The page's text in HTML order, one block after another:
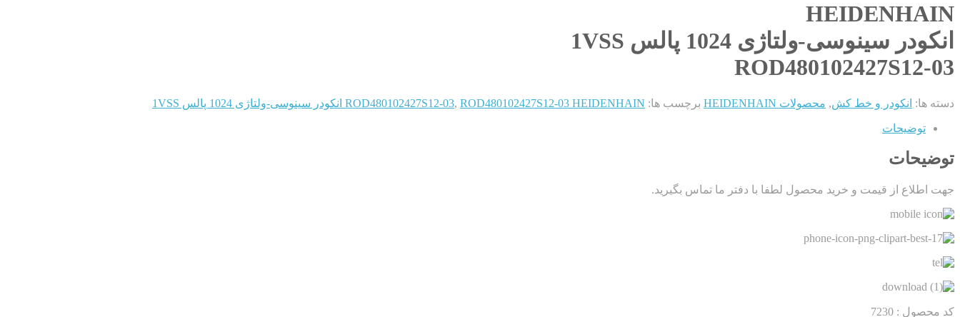
HEIDENHAIN
انکودر سینوسی-ولتاژی 1024 پالس 1VSS
ROD480102427S12-03
دسته ها: انکودر و خط کش, محصولات HEIDENHAIN برچسب ها: ROD480102427S12-03, ROD480102427S12-03 HEIDENHAIN انکودر سینوسی-ولتاژی 1024 پالس 1VSS
توضیحات
توضیحات
جهت اطلاع از قیمت و خرید محصول لطفا با دفتر ما تماس بگیرید.
کد محصول : 7230